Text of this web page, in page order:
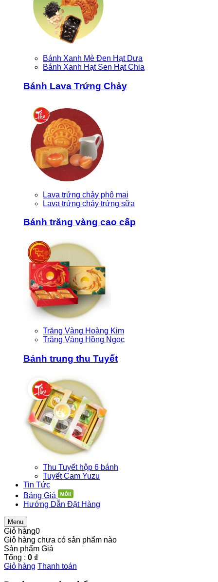
Bánh Xanh Mè Đen Hạt Dưa
Bánh Xanh Hạt Sen Hạt Chia
Bánh Lava Trứng Chảy
Lava trứng chảy phô mai
Lava trứng chảy trứng sữa
Bánh trăng vàng cao cấp
Trăng Vàng Hoàng Kim
Trăng Vàng Hồng Ngọc
Bánh trung thu Tuyết
Thu Tuyết hộp 6 bánh
Tuyết Cam Yuzu
Tin Tức
Bảng Giá
Hướng Dẫn Đặt Hàng
Menu
Giỏ hàng0
Giỏ hàng chưa có sản phẩm nào
Sản phẩm Giá
Tổng : 0 ₫
Giỏ hàng Thanh toán